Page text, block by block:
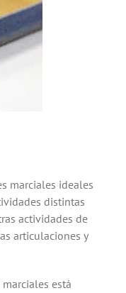
marciales ideales
distintas
actividades de
articulaciones y
está